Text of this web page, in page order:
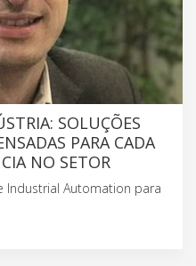
SOLUÇÕES
PARA CADA
NO SETOR
Industrial Automation para